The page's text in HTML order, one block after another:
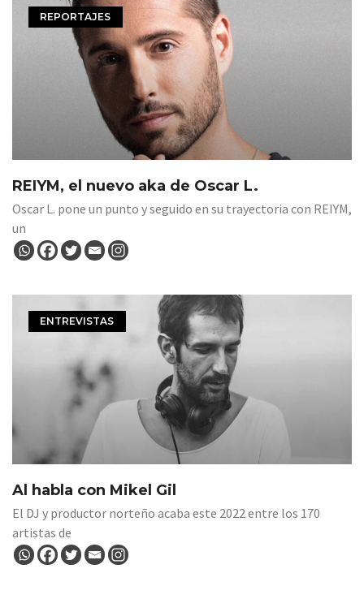
REPORTAJES
REIYM, el nuevo aka de Oscar L.
Oscar L. pone un punto y seguido en su trayectoria con REIYM,
un
ENTREVISTAS
Al habla con Mikel Gil
El DJ y productor norteño acaba este 2022 entre los 170
artistas de